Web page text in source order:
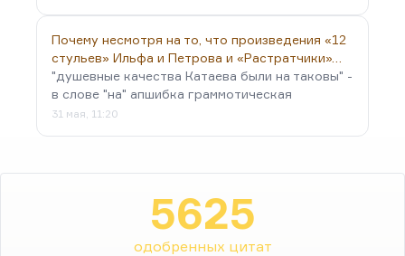
Почему несмотря на то, что произведения «12
стульев» Ильфа и Петрова и «Растратчики»…
"душевные качества Катаева были на таковы" -
в слове "на" апшибка граммотическая
31 мая, 11:20
5625
одобренных цитат